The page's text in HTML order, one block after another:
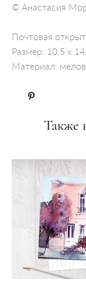
© Анастасия
Почтовая
​Размер: 10,5 x
Материал:
Также